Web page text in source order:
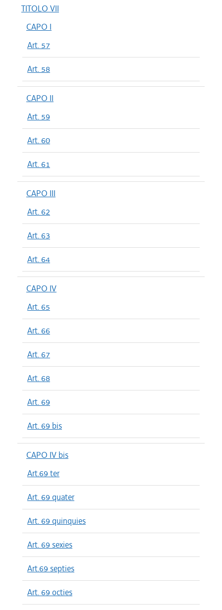
TITOLO VII
CAPO I
Art. 57
Art. 58
CAPO II
Art. 59
Art. 60
Art. 61
CAPO III
Art. 62
Art. 63
Art. 64
CAPO IV
Art. 65
Art. 66
Art. 67
Art. 68
Art. 69
Art. 69 bis
CAPO IV bis
Art.69 ter
Art. 69 quater
Art. 69 quinquies
Art. 69 sexies
Art.69 septies
Art. 69 octies